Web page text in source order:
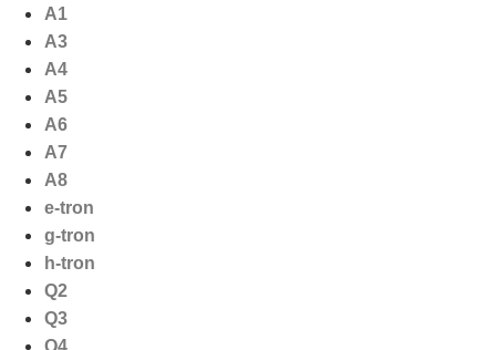
naar
inhoud
A1
A3
A4
A5
A6
A7
A8
e-tron
g-tron
h-tron
Q2
Q3
Q4